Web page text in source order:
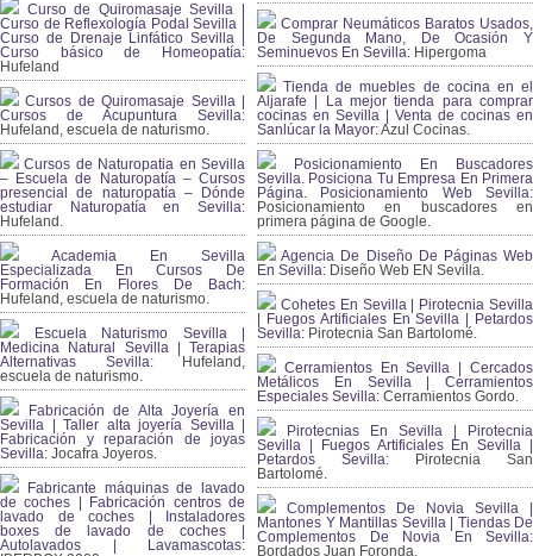
Curso de Quiromasaje Sevilla |
Curso de Reflexología Podal Sevilla |
Curso de Drenaje Linfático Sevilla |
Curso básico de Homeopatía:
Hufeland
Cursos de Quiromasaje Sevilla |
Cursos de Acupuntura Sevilla:
Hufeland, escuela de naturismo.
Cursos de Naturopatia en Sevilla
– Escuela de Naturopatía – Cursos
presencial de naturopatía – Dónde
estudiar Naturopatía en Sevilla:
Hufeland.
Academia En Sevilla
Especializada En Cursos De
Formación En Flores De Bach:
Hufeland, escuela de naturismo.
Escuela Naturismo Sevilla |
Medicina Natural Sevilla | Terapias
Alternativas Sevilla: Hufeland,
escuela de naturismo.
Fabricación de Alta Joyería en
Sevilla | Taller alta joyería Sevilla |
Fabricación y reparación de joyas
Sevilla: Jocafra Joyeros.
Fabricante máquinas de lavado
de coches | Fabricación centros de
lavado de coches | Instaladores
boxes de lavado de coches |
Autolavados | Lavamascotas:
Comprar Neumáticos Baratos Usados,
De Segunda Mano, De Ocasión Y
Seminuevos En Sevilla: Hipergoma
Tienda de muebles de cocina en el
Aljarafe | La mejor tienda para comprar
cocinas en Sevilla | Venta de cocinas en
Sanlúcar la Mayor:Azul Cocinas.
Posicionamiento En Buscadores
Sevilla. Posiciona Tu Empresa En Primera
Página. Posicionamiento Web Sevilla:
Posicionamiento en buscadores en
primera página de Google.
Agencia De Diseño De Páginas Web
En Sevilla: Diseño Web EN Sevilla.
Cohetes En Sevilla | Pirotecnia Sevilla
| Fuegos Artificiales En Sevilla | Petardos
Sevilla: Pirotecnia San Bartolomé.
Cerramientos En Sevilla | Cercados
Metálicos En Sevilla | Cerramientos
Especiales Sevilla: Cerramientos Gordo.
Pirotecnias En Sevilla | Pirotecnia
Sevilla | Fuegos Artificiales En Sevilla |
Petardos Sevilla: Pirotecnia San
Bartolomé.
Complementos De Novia Sevilla |
Mantones Y Mantillas Sevilla | Tiendas De
Complementos De Novia En Sevilla:
Bordados Juan Foronda.